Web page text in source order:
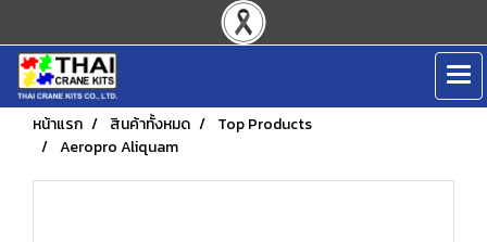
หน้าแรก สินค้าทั้งหมด
Top Products
Aeropro Aliquam